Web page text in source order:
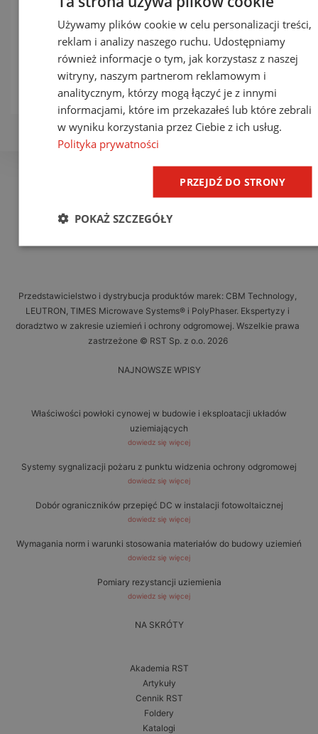
pomiedziowana
StCu
zobacz produkt
pomiedziowany
cynowany
StCuSn
zobacz produkt
StCu
Przedstawicielstwo i dystrybucja produktów marek: CBM Technology,
LEUTRON, TIMES Microwave Systems® i PolyPhaser. Ekspertyzy i
doradztwo w zakresie uziemień i ochrony odgromowej. Wszelkie prawa
zastrzeżone © RST Sp. z o.o. 2026
NAJNOWSZE WPISY
Właściwości powłoki cynowej w budowie i eksploatacji układów
uziemiających
dowiedz się więcej
Systemy sygnalizacji pożaru z punktu widzenia ochrony odgromowej
dowiedz się więcej
Dobór ograniczników przepięć DC w instalacji fotowoltaicznej
dowiedz się więcej
Wymagania norm i warunki stosowania materiałów do budowy uziemień
dowiedz się więcej
Pomiary rezystancji uziemienia
dowiedz się więcej
NA SKRÓTY
Akademia RST
Artykuły
Cennik RST
Foldery
Katalogi
Używamy plików cookie w celu personalizacji treści,
reklam i analizy naszego ruchu. Udostępniamy
również informacje o tym, jak korzystasz z naszej
witryny, naszym partnerom reklamowym i
analitycznym, którzy mogą łączyć je z innymi
informacjami, które im przekazałeś lub które zebrali
w wyniku korzystania przez Ciebie z ich usług.
Polityka prywatności
PRZEJDŹ DO STRONY
POKAŻ SZCZEGÓŁY